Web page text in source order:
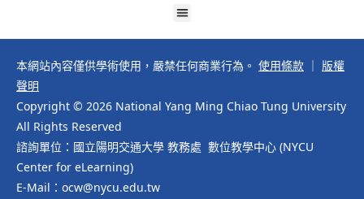
本網站內容僅供學術使用，嚴禁任何商業行為。 使用條款
版權
聲明
Copyright © 2026 National Yang Ming Chiao Tung University
All Rights Reserved
諮詢單位：國立陽明交通大學 教務處 數位教學中心 (NYCU
Center for eLearning)
E-Mail：ocw@nycu.edu.tw